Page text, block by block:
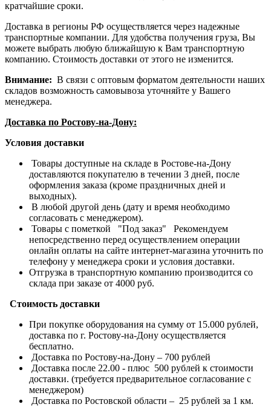
кратчайшие сроки.
Доставка в регионы РФ осуществляется через надежные
транспортные компании. Для удобства получения груза, Вы
можете выбрать любую ближайшую к Вам транспортную
компанию. Стоимость доставки от этого не изменится.
Внимание: В связи с оптовым форматом деятельности наших
складов возможность самовывоза уточняйте у Вашего
менеджера.
Доставка по Ростову-на-Дону:
Условия доставки
Товары доступные на складе в Ростове-на-Дону
доставляются покупателю в течении 3 дней, после
оформления заказа (кроме праздничных дней и
выходных).
В любой другой день (дату и время необходимо
согласовать с менеджером).
Товары с пометкой "Под заказ" Рекомендуем
непосредственно перед осуществлением операции
онлайн оплаты на сайте интернет-магазина уточнить по
телефону у менеджера сроки и условия доставки.
Отгрузка в транспортную компанию производится со
склада при заказе от 4000 руб.
Стоимость доставки
При покупке оборудования на сумму от 15.000 рублей,
доставка по г. Ростову-на-Дону осуществляется
бесплатно.
Доставка по Ростову-на-Дону – 700 рублей
Доставка после 22.00 - плюс 500 рублей к стоимости
доставки. (требуется предварительное согласование с
менеджером)
Доставка по Ростовской области – 25 рублей за 1 км.